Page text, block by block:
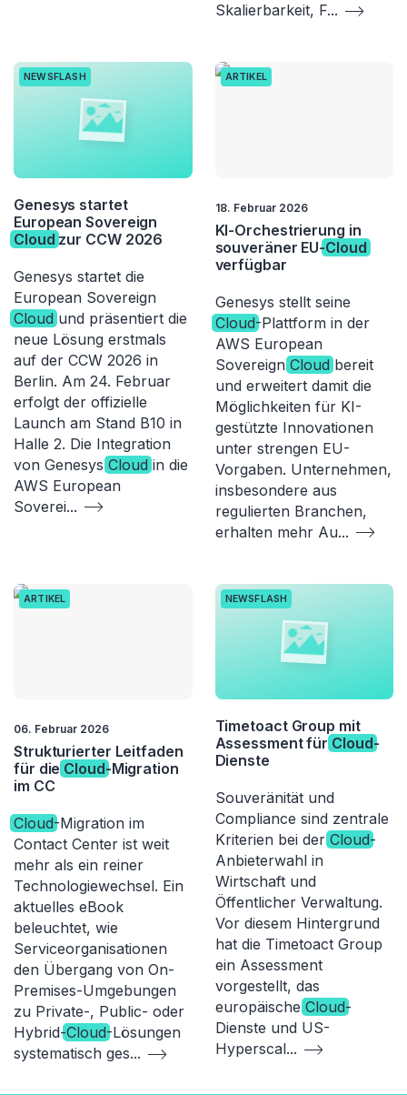
Skalierbarkeit, F...
NEWSFLASH
Genesys startet
European Sovereign
Cloud zur CCW 2026
Genesys startet die
European Sovereign
Cloud und präsentiert die
neue Lösung erstmals
auf der CCW 2026 in
Berlin. Am 24. Februar
erfolgt der offizielle
Launch am Stand B10 in
Halle 2. Die Integration
von GenesysCloud in die
AWS European
Soverei...
ARTIKEL
18. Februar 2026
KI-Orchestrierung in
souveräner EU-Cloud
verfügbar
Genesys stellt seine
Cloud-Plattform in der
AWS European
SovereignCloud bereit
und erweitert damit die
Möglichkeiten für KI-
gestützte Innovationen
unter strengen EU-
Vorgaben. Unternehmen,
insbesondere aus
regulierten Branchen,
erhalten mehr Au...
ARTIKEL
06. Februar 2026
Strukturierter Leitfaden
für die Cloud-Migration
im CC
Cloud-Migration im
Contact Center ist weit
mehr als ein reiner
Technologiewechsel. Ein
aktuelles eBook
beleuchtet, wie
Serviceorganisationen
den Übergang von On-
Premises-Umgebungen
zu Private-, Public- oder
Hybrid-Cloud-Lösungen
systematisch ges...
NEWSFLASH
Timetoact Group mit
Assessment für Cloud-
Dienste
Souveränität und
Compliance sind zentrale
Kriterien bei derCloud-
Anbieterwahl in
Wirtschaft und
Öffentlicher Verwaltung.
Vor diesem Hintergrund
hat die Timetoact Group
ein Assessment
vorgestellt, das
europäischeCloud-
Dienste und US-
Hyperscal...